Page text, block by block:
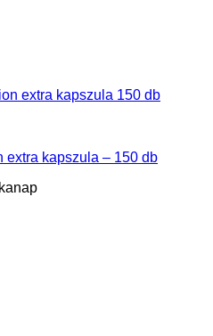
extra kapszula – 150 db